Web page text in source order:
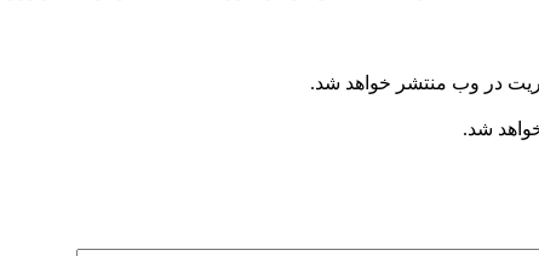
در وب منتشر خواهد شد.
شد.